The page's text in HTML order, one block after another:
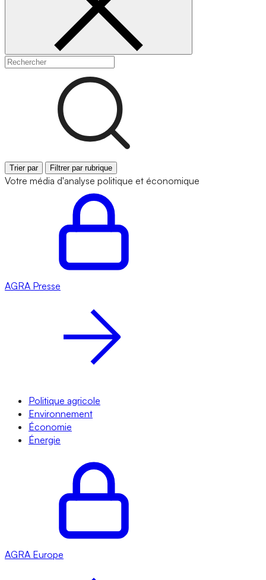
Trier par Filtrer par rubrique
Votre média d'analyse politique et économique
AGRA Presse
Politique agricole
Environnement
Économie
Énergie
AGRA Europe